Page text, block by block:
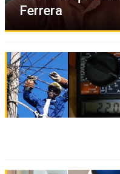
Ferrera